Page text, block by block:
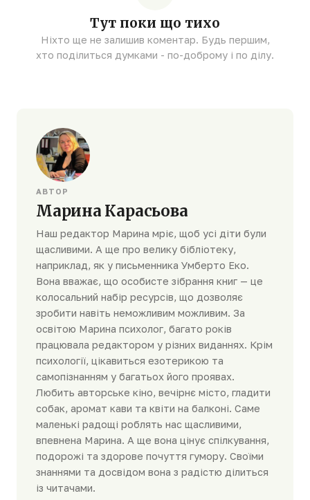
Тут поки що тихо
Ніхто ще не залишив коментар. Будь першим,
хто поділиться думками - по-доброму і по ділу.
АВТОР
Марина Карасьова
Наш редактор Марина мріє, щоб усі діти були
щасливими. А ще про велику бібліотеку,
наприклад, як у письменника Умберто Еко.
Вона вважає, що особисте зібрання книг — це
колосальний набір ресурсів, що дозволяє
зробити навіть неможливим можливим. За
освітою Марина психолог, багато років
працювала редактором у різних виданнях. Крім
психології, цікавиться езотерикою та
самопізнанням у багатьох його проявах.
Любить авторське кіно, вечірнє місто, гладити
собак, аромат кави та квіти на балконі. Саме
маленькі радощі роблять нас щасливими,
впевнена Марина. А ще вона цінує спілкування,
подорожі та здорове почуття гумору. Своїми
знаннями та досвідом вона з радістю ділиться
із читачами.